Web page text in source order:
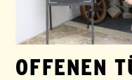
OFFENEN